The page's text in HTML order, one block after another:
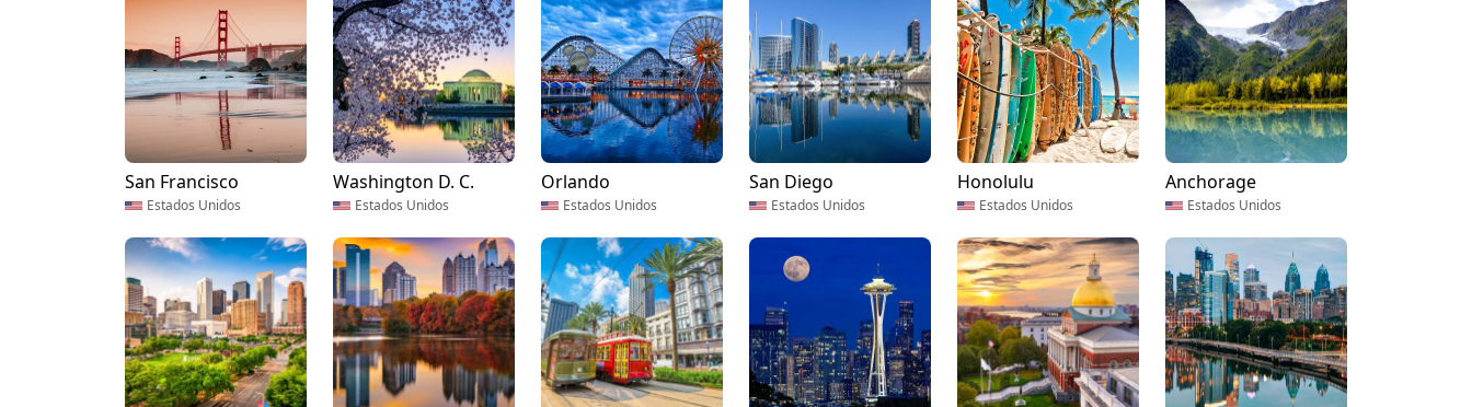
San Francisco
Estados Unidos
Washington D. C.
Estados Unidos
Orlando
Estados Unidos
San Diego
Estados Unidos
Honolulu
Estados Unidos
Anchorage
Estados Unidos